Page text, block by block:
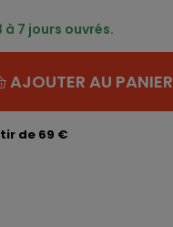
à 7 jours ouvrés.
AJOUTER AU PANIER
de 69 €